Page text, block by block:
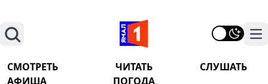
Поиск
СМОТРЕТЬ ЧИТАТЬ
СЛУШАТЬ
АФИША
ПОГОДА